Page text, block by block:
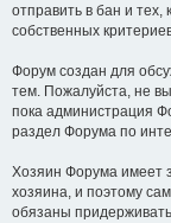
отправить в бан и
собственных
Форум создан для
тем. Пожалуйста, не
пока администрация
раздел Форума по
Хозяин Форума имеет
хозяина, и поэтому
обязаны